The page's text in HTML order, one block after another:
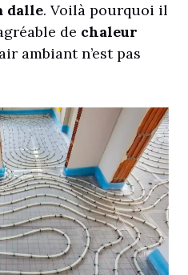
dalle. Voilà pourquoi il
de chaleur
ambiant n’est pas